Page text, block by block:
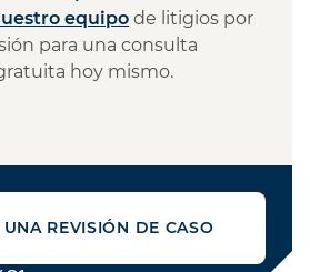
equipo de litigios por
para una consulta
hoy mismo.
UNA REVISIÓN DE CASO